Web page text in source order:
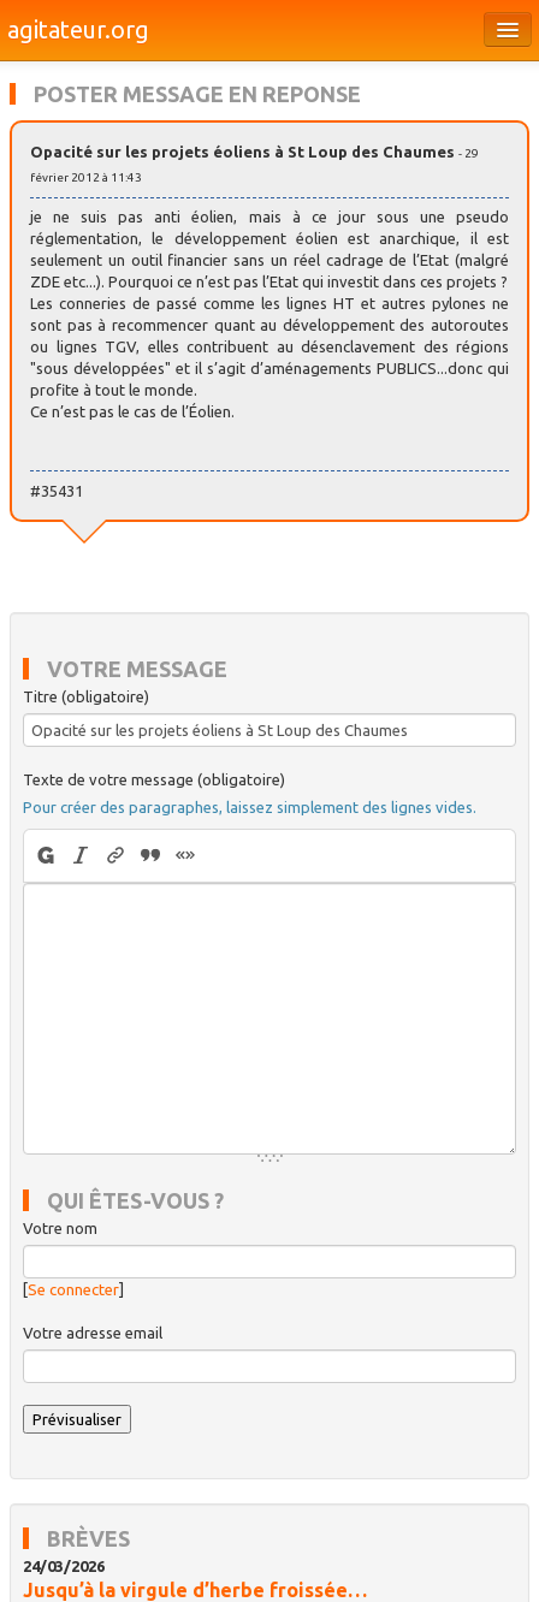
agitateur.org
Bourges & le Cher
Culture
Médias
Dossiers
Brèves
POSTER MESSAGE EN REPONSE
Opacité sur les projets éoliens à St Loup des Chaumes - 29
février 2012 à 11:43
je ne suis pas anti éolien, mais à ce jour sous une pseudo
réglementation, le développement éolien est anarchique, il est
seulement un outil financier sans un réel cadrage de l’Etat (malgré
ZDE etc...). Pourquoi ce n’est pas l’Etat qui investit dans ces projets ?
Les conneries de passé comme les lignes HT et autres pylones ne
sont pas à recommencer quant au développement des autoroutes
ou lignes TGV, elles contribuent au désenclavement des régions
"sous développées" et il s’agit d’aménagements PUBLICS...donc qui
profite à tout le monde.
Ce n’est pas le cas de l’Éolien.
#35431
VOTRE MESSAGE
Titre (obligatoire)
Texte de votre message (obligatoire)
Pour créer des paragraphes, laissez simplement des lignes vides.
QUI ÊTES-VOUS ?
Votre nom
[Se connecter]
Votre adresse email
BRÈVES
24/03/2026
Jusqu’à la virgule d’herbe froissée…